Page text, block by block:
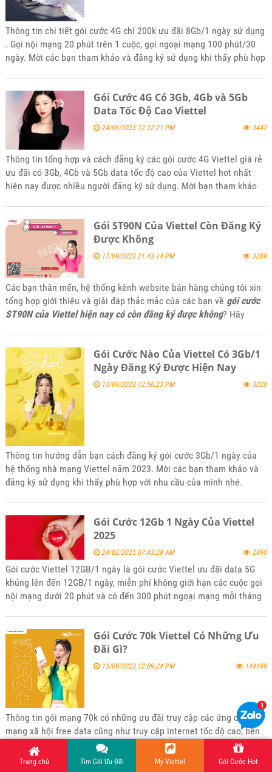
Thông tin chi tiết gói cước 4G chỉ 200k ưu đãi 8Gb/1 ngày sử dụng
. Gọi nội mạng 20 phút trên 1 cuộc, gọi ngoại mạng 100 phút/30
ngày. Mời các bạn tham khảo và đăng ký sử dụng khi thấy phù hợp
Gói Cước 4G Có 3Gb, 4Gb và 5Gb
Data Tốc Độ Cao Viettel
24/06/2023 12:12:21 PM 3442
Thông tin tổng hợp và cách đăng ký các gói cước 4G Viettel giá rẻ
ưu đãi có 3Gb, 4Gb và 5Gb data tốc độ cao của Viettel hot nhất
hiện nay được nhiều người đăng ký sử dụng. Mời bạn tham khảo
Gói ST90N Của Viettel Còn Đăng Ký
Được Không
17/09/2023 21:43:14 PM 3289
Các bạn thân mến, hệ thống kênh website bán hàng chúng tôi xin
tổng hợp giới thiệu và giải đáp thắc mắc của các bạn về gói cước
ST90N của Viettel hiện nay có còn đăng ký được không? Hãy
Gói Cước Nào Của Viettel Có 3Gb/1
Ngày Đăng Ký Được Hiện Nay
13/09/2023 12:56:23 PM 3028
Thông tin hướng dẫn bạn cách đăng ký gói cước 3Gb/1 ngày của
hệ thống nhà mạng Viettel năm 2023. Mời các bạn tham khảo và
đăng ký sử dụng khi thấy phù hợp với nhu cầu của mình nhé.
Gói Cước 12Gb 1 Ngày Của Viettel
2025
24/02/2025 07:43:28 AM 2490
Gói cước Viettel 12GB/1 ngày là gói cước Viettel ưu đãi data 5G
khủng lên đến 12GB/1 ngày, miễn phí không giới hạn các cuộc gọi
nội mạng dưới 20 phút và có đến 300 phút ngoại mạng mỗi tháng
5gsimviettel.com.
Gói Cước 70k Viettel Có Những Ưu
Đãi Gì?
13/09/2023 12:09:24 PM 144199
Thông tin gói mạng 70k có những ưu đãi truy cập các ứng dụng
mạng xã hội free data cũng như truy cập internet tốc độ cao, bên
cạnh đó còn có nhóm gói combo gọi và data 4G theo nhu cầu sử
dụng của các bạn. Mời các bạn tham khảo và đăng ký sử dụng khi
Trang chủ Tìm Gói Ưu Đãi My Viettel Gói Cước Hot